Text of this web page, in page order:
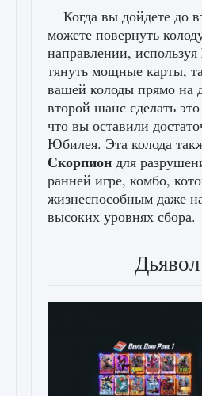
Когда вы дойдете до
можете повернуть
направлении, используя
тянуть мощные карты,
вашей колоды прямо на
второй шанс сделать
что вы оставили
Юбилея. Эта колода
Скорпион для
ранней игре, комбо,
жизнеспособным даже
высоких уровнях сбора.